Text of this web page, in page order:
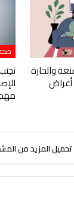
والحارة
تحميل المزيد من